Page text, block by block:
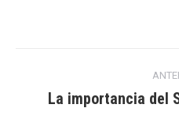
entre
La importancia del